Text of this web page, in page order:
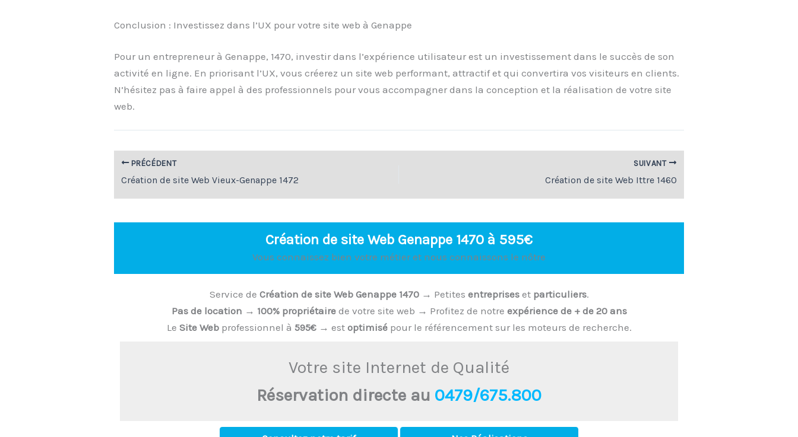
Conclusion : Investissez dans l’UX pour votre site web à Genappe
Pour un entrepreneur à Genappe, 1470, investir dans l’expérience utilisateur est un investissement dans le succès de son
activité en ligne. En priorisant l’UX, vous créerez un site web performant, attractif et qui convertira vos visiteurs en clients.
N’hésitez pas à faire appel à des professionnels pour vous accompagner dans la conception et la réalisation de votre site
web.
PRÉCÉDENT
Création de site Web Vieux-Genappe 1472
SUIVANT
Création de site Web Ittre 1460
Création de site Web Genappe 1470 à 595€
Vous connaissez bien votre métier et nous connaissons le nôtre
Service de Création de site Web Genappe 1470→ Petites entrepriseset particuliers.
Pas de location → 100% propriétairede votre site web → Profitez de notre expérience de + de 20 ans
Le Site Webprofessionnel à 595€→ est optimisépour le référencement sur les moteurs de recherche.
Votre site Internet de Qualité
Réservation directe au 0479/675.800